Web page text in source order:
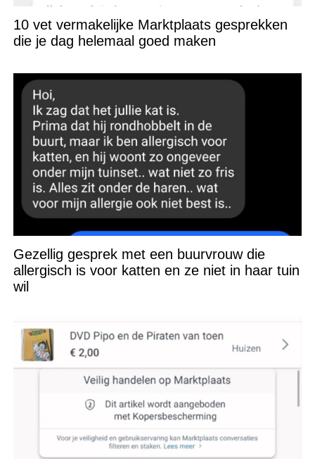
10 vet vermakelijke Marktplaats gesprekken
die je dag helemaal goed maken
Gezellig gesprek met een buurvrouw die
allergisch is voor katten en ze niet in haar tuin
wil